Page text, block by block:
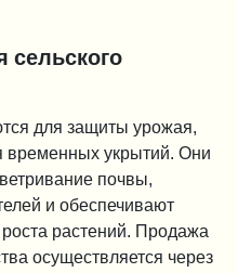
сельского
для защиты урожая,
временных укрытий. Они
почвы,
и обеспечивают
растений. Продажа
осуществляется через